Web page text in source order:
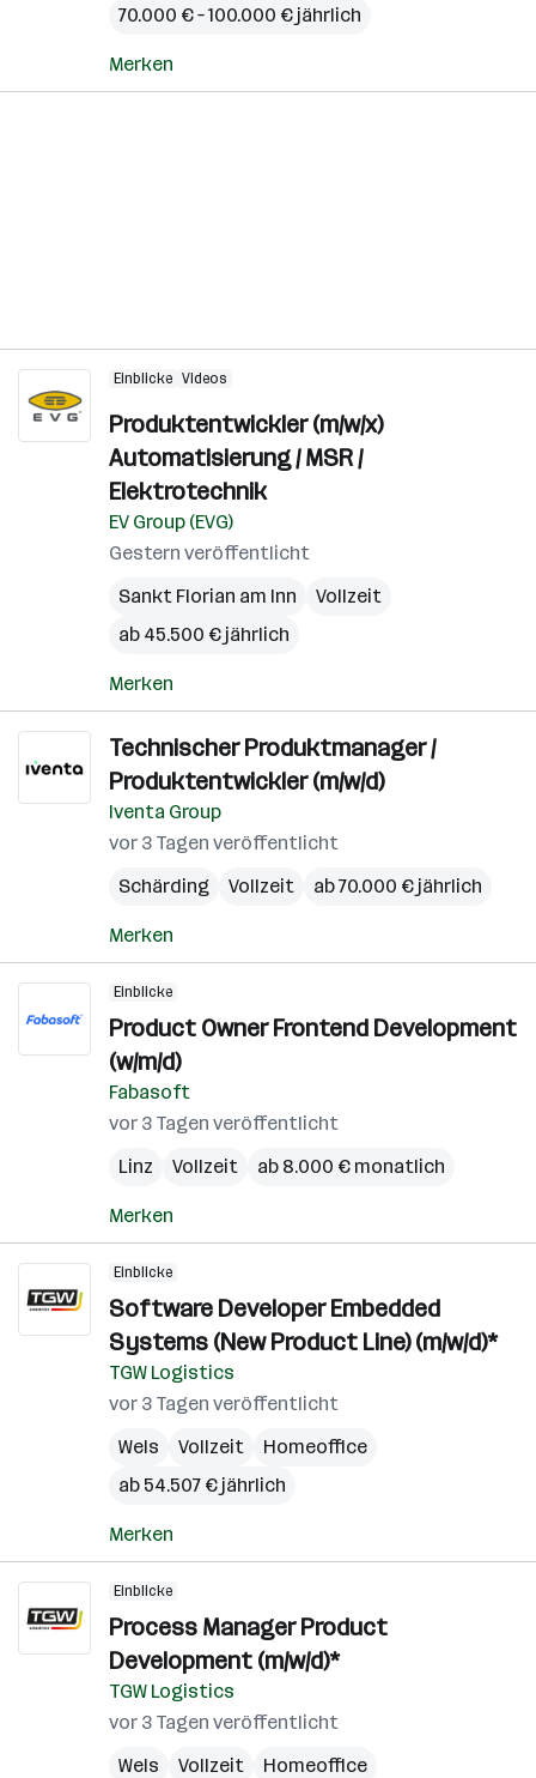
70.000 € – 100.000 € jährlich
Merken
Einblicke Videos
Produktentwickler (m/w/x)
Automatisierung / MSR /
Elektrotechnik
EV Group (EVG)
Gestern veröffentlicht
Sankt Florian am Inn
Vollzeit
ab 45.500 € jährlich
Merken
Technischer Produktmanager /
Produktentwickler (m/w/d)
Iventa Group
vor 3 Tagen veröffentlicht
Schärding
Vollzeit ab 70.000 € jährlich
Merken
Einblicke
Product Owner Frontend Development
(w/m/d)
Fabasoft
vor 3 Tagen veröffentlicht
Linz
Vollzeit ab 8.000 € monatlich
Merken
Einblicke
Software Developer Embedded
Systems (New Product Line) (m/w/d)*
TGW Logistics
vor 3 Tagen veröffentlicht
Wels
Vollzeit
Homeoffice
ab 54.507 € jährlich
Merken
Einblicke
Process Manager Product
Development (m/w/d)*
TGW Logistics
vor 3 Tagen veröffentlicht
Wels
Vollzeit
Homeoffice